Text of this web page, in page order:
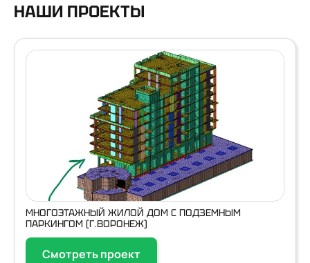
НАШИ ПРОЕКТЫ
МНОГОЭТАЖНЫЙ ЖИЛОЙ ДОМ С ПОДЗЕМНЫМ
ПАРКИНГОМ (Г.ВОРОНЕЖ)
Смотреть проект